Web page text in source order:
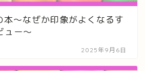
本〜なぜか印象がよくなるす
ー〜
2025年9月6日